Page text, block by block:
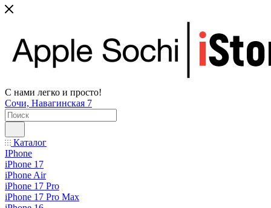
С нами легко и просто!
Сочи, Навагинская 7
Каталог
IPhone
iPhone 17
iPhone Air
iPhone 17 Pro
iPhone 17 Pro Max